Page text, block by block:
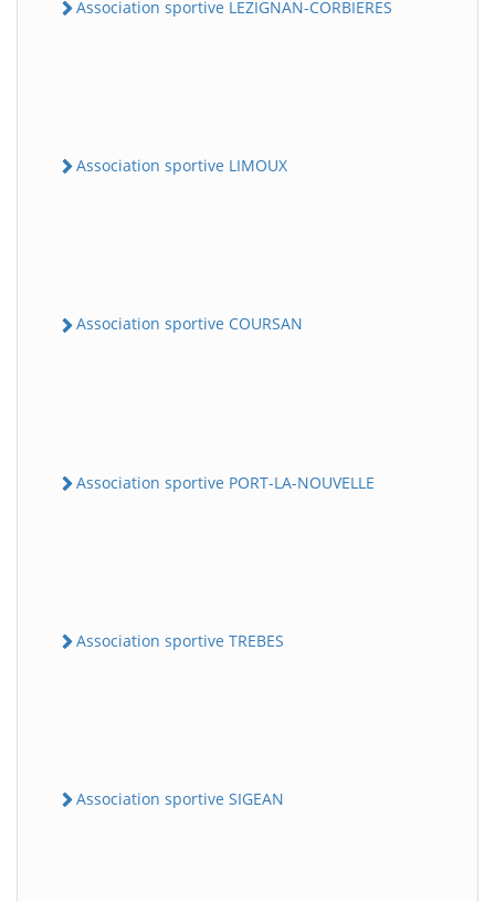
Association sportive LEZIGNAN-CORBIERES
Association sportive LIMOUX
Association sportive COURSAN
Association sportive PORT-LA-NOUVELLE
Association sportive TREBES
Association sportive SIGEAN